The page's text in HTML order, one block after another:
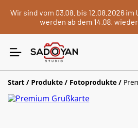
Wir sind vom 03.08. bis 12.08.2026
werden ab dem 14.08.
Start / Produkte / Fotoprodukte /